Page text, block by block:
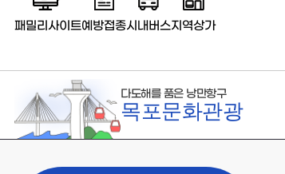
패밀리사이트예방접종시내버스지역상가
다도해를 품은 낭만항구
목포문화관광